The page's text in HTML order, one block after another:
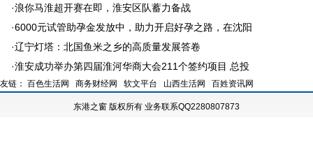
·浪你马淮超开赛在即，淮安区队蓄力备战
·6000元试管助孕金发放中，助力开启好孕之路，在沈阳
·辽宁灯塔：北国鱼米之乡的高质量发展答卷
·淮安成功举办第四届淮河华商大会211个签约项目 总投
友链： 百色生活网 商务财经网 软文平台 山西生活网 百姓资讯网
东港之窗 版权所有 业务联系QQ2280807873